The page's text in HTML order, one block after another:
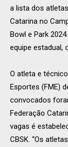
a lista dos
Catarina no
Bowl e Park
equipe estadual,
O atleta e
Esportes (FME)
convocados
Federação
vagas é
CBSK. “Os